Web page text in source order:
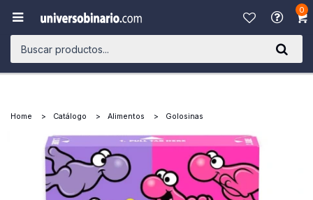
0

Home Catálogo Alimentos Golosinas